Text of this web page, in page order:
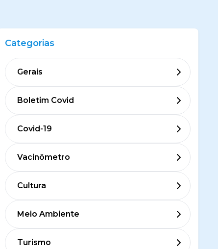
Categorias
Gerais
Boletim Covid
Covid-19
Vacinômetro
Cultura
Meio Ambiente
Turismo